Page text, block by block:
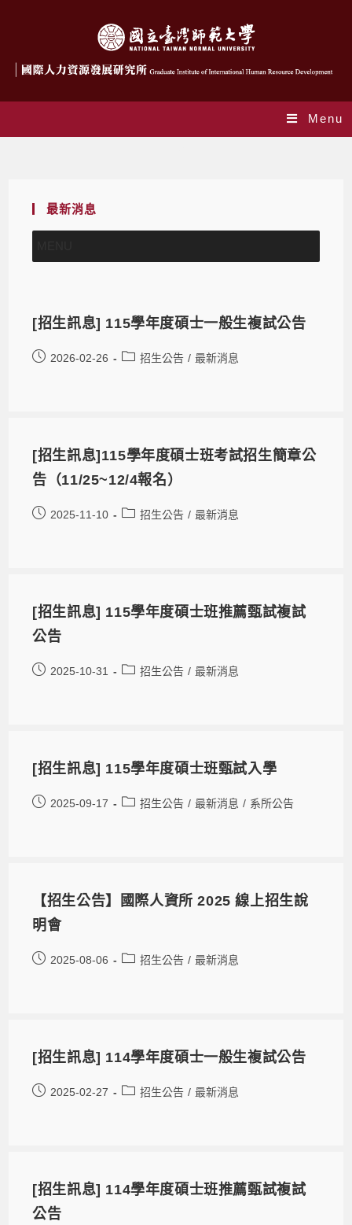
Menu
最新消息
[招生訊息] 115學年度碩士一般生複試公告
2026-02-26 招生公告 / 最新消息
[招生訊息]115學年度碩士班考試招生簡章公
告（11/25~12/4報名）
2025-11-10 招生公告 / 最新消息
[招生訊息] 115學年度碩士班推薦甄試複試
公告
2025-10-31 招生公告 / 最新消息
[招生訊息] 115學年度碩士班甄試入學
2025-09-17 招生公告 / 最新消息 / 系所公告
【招生公告】國際人資所 2025 線上招生說
明會
2025-08-06 招生公告 / 最新消息
[招生訊息] 114學年度碩士一般生複試公告
2025-02-27 招生公告 / 最新消息
[招生訊息] 114學年度碩士班推薦甄試複試
公告